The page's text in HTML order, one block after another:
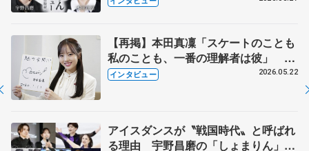
【再掲】本田真凜「スケートのことも
私のことも、一番の理解者は彼」 引
退時の単独インタビューで語った競技
インタビュー 2026.05.22
アイスダンスが〝戦国時代〟と呼ばれ
る理由 宇野昌磨の「しょまりん」ら